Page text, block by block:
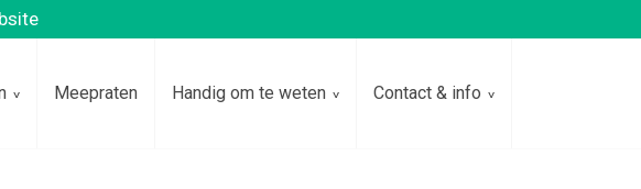
Meepraten Handig om te weten Contact & info